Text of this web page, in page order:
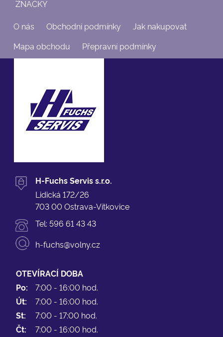
ZNAČKY
O nás Obchodní podmínky
Jak nakupovat
Mapa obchodu
Přepravní podmínky
H-Fuchs Servis s.r.o.
Lidická 172/26
703 00 Ostrava-Vítkovice
Tel: 596 61 43 43
h-fuchs@volny.cz
OTEVÍRACÍ DOBA
Po:
7:00 - 16:00 hod.
Út:
7:00 - 16:00 hod.
St:
7:00 - 17:00 hod.
Čt:
7:00 - 16:00 hod.